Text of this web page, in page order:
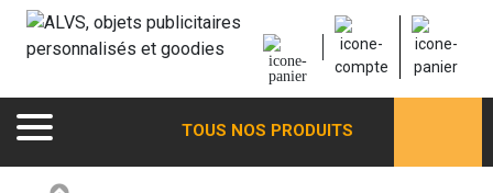
TOUS NOS PRODUITS